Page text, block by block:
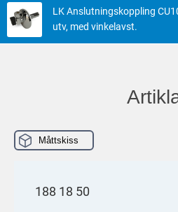
LK Anslutningskoppling
utv, med vinkelavst.
Måttskiss
188 18 50